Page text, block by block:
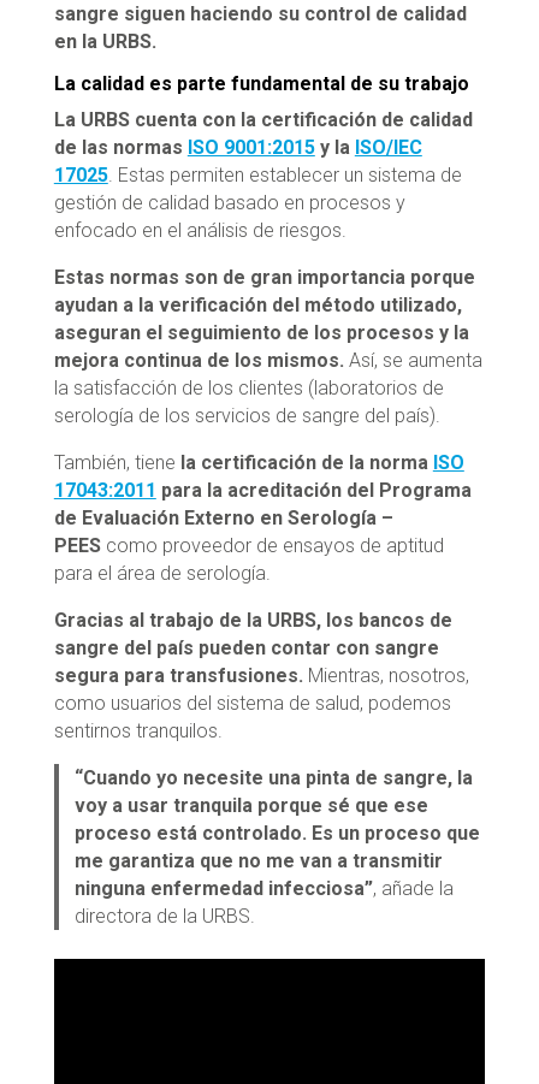
sangre siguen haciendo su control de calidad
en la URBS.
La calidad es parte fundamental de su trabajo
La URBS cuenta con la certificación de calidad
de las normas ISO 9001:2015y la ISO/IEC
17025. Estas permiten establecer un sistema de
gestión de calidad basado en procesos y
enfocado en el análisis de riesgos.
Estas normas son de gran importancia porque
ayudan a la verificación del método utilizado,
aseguran el seguimiento de los procesos y la
mejora continua de los mismos. Así, se aumenta
la satisfacción de los clientes (laboratorios de
serología de los servicios de sangre del país).
También, tiene la certificación de la norma ISO
17043:2011 para la acreditación del Programa
de Evaluación Externo en Serología –
PEEScomo proveedor de ensayos de aptitud
para el área de serología.
Gracias al trabajo de la URBS, los bancos de
sangre del país pueden contar con sangre
segura para transfusiones. Mientras, nosotros,
como usuarios del sistema de salud, podemos
sentirnos tranquilos.
“Cuando yo necesite una pinta de sangre, la
voy a usar tranquila porque sé que ese
proceso está controlado. Es un proceso que
me garantiza que no me van a transmitir
ninguna enfermedad infecciosa”, añade la
directora de la URBS.